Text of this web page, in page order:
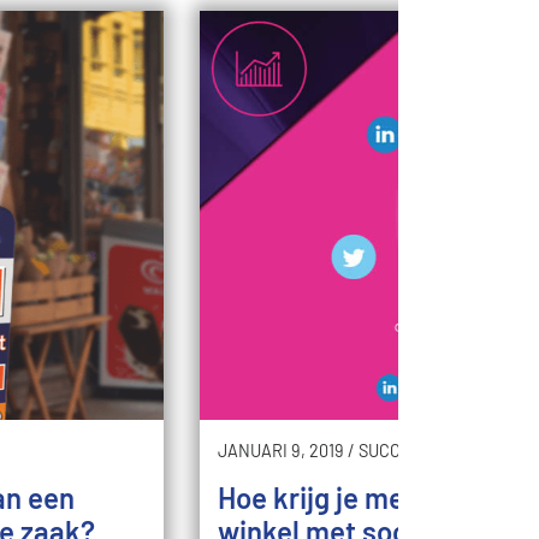
een
zaak?
JANUARI 9, 2019 / SUCCES
Hoe krijg je meer klanten
winkel met social media?